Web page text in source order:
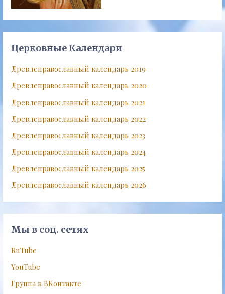
Церковные Календари
Древлеправославный календарь 2019
Древлеправославный календарь 2020
Древлеправославный календарь 2021
Древлеправославный календарь 2022
Древлеправославный календарь 2023
Древлеправославный календарь 2024
Древлеправославный календарь 2025
Древлеправославный календарь 2026
Мы в соц. сетях
RuTube
YouTube
Группа в ВКонтакте